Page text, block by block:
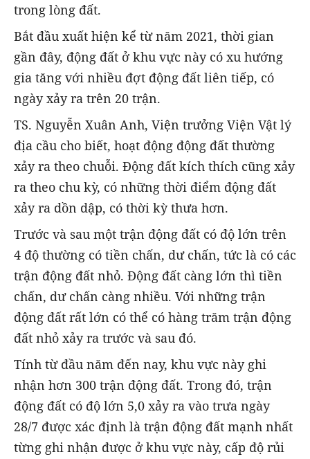
trong lòng đất.
Bắt đầu xuất hiện kể từ năm 2021, thời gian
gần đây, động đất ở khu vực này có xu hướng
gia tăng với nhiều đợt động đất liên tiếp, có
ngày xảy ra trên 20 trận.
TS. Nguyễn Xuân Anh, Viện trưởng Viện Vật lý
địa cầu cho biết, hoạt động động đất thường
xảy ra theo chuỗi. Động đất kích thích cũng xảy
ra theo chu kỳ, có những thời điểm động đất
xảy ra dồn dập, có thời kỳ thưa hơn.
Trước và sau một trận động đất có độ lớn trên
4 độ thường có tiền chấn, dư chấn, tức là có các
trận động đất nhỏ. Động đất càng lớn thì tiền
chấn, dư chấn càng nhiều. Với những trận
động đất rất lớn có thể có hàng trăm trận động
đất nhỏ xảy ra trước và sau đó.
Tính từ đầu năm đến nay, khu vực này ghi
nhận hơn 300 trận động đất. Trong đó, trận
động đất có độ lớn 5,0 xảy ra vào trưa ngày
28/7 được xác định là trận động đất mạnh nhất
từng ghi nhận được ở khu vực này, cấp độ rủi